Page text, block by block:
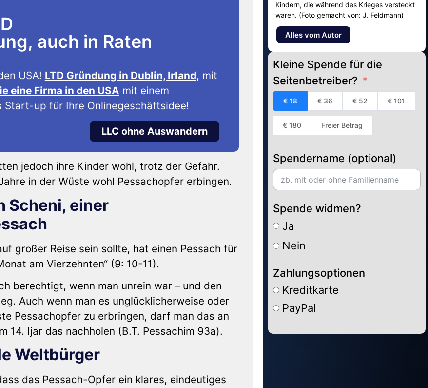
auch in Raten
USA! LTD Gründung in Dublin, Irland, mit
eine Firma in den USA mit einem
Start-up für Ihre Onlinegeschäftsidee!
LLC ohne Auswandern
jedoch ihre Kinder wohl, trotz der Gefahr.
in der Wüste wohl Pessachopfer erbingen.
Scheni, einer
großer Reise sein sollte, hat einen Pessach für
am Vierzehnten“ (9: 10-11).
berechtigt, wenn man unrein war – und den
Auch wenn man es unglücklicherweise oder
Pessachopfer zu erbringen, darf man das an
14. Ijar das nachholen (B.T. Pessachim 93a).
Weltbürger
das Pessach-Opfer ein klares, eindeutiges
Kindern, die während des Krieges versteckt
waren. (Foto gemacht von: J. Feldmann)
Alles vom Autor
Kleine Spende für die
Seitenbetreiber?
€ 18 € 36 € 52 € 101
€ 180 Freier Betrag
Spendername (optional)
Spende widmen?
Ja
Nein
Zahlungsoptionen
Kreditkarte
PayPal
Alternative: